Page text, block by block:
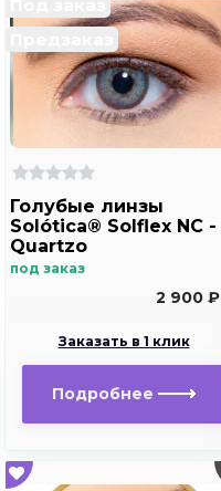
Голубые линзы
Solótica® Solflex NC -
Quartzo
под заказ
2 900 ₽
Заказать в 1 клик
Подробнее